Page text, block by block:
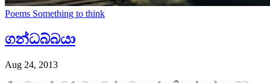
Poems Something to think
ගන්‍ධබ්බයා
Aug 24, 2013